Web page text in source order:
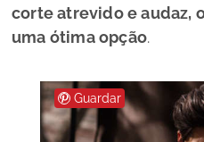
corte atrevido e audaz,
uma ótima opção.
Guardar